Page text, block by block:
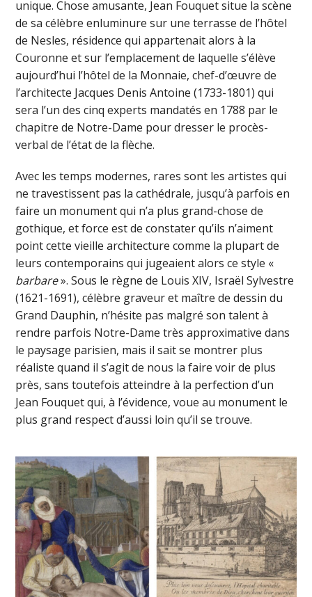
unique. Chose amusante, Jean Fouquet situe la scène
de sa célèbre enluminure sur une terrasse de l’hôtel
de Nesles, résidence qui appartenait alors à la
Couronne et sur l’emplacement de laquelle s’élève
aujourd’hui l’hôtel de la Monnaie, chef-d’œuvre de
l’architecte Jacques Denis Antoine (1733-1801) qui
sera l’un des cinq experts mandatés en 1788 par le
chapitre de Notre-Dame pour dresser le procès-
verbal de l’état de la flèche.
Avec les temps modernes, rares sont les artistes qui
ne travestissent pas la cathédrale, jusqu’à parfois en
faire un monument qui n’a plus grand-chose de
gothique, et force est de constater qu’ils n’aiment
point cette vieille architecture comme la plupart de
leurs contemporains qui jugeaient alors ce style «
barbare». Sous le règne de Louis XIV, Israël Sylvestre
(1621-1691), célèbre graveur et maître de dessin du
Grand Dauphin, n’hésite pas malgré son talent à
rendre parfois Notre-Dame très approximative dans
le paysage parisien, mais il sait se montrer plus
réaliste quand il s’agit de nous la faire voir de plus
près, sans toutefois atteindre à la perfection d’un
Jean Fouquet qui, à l’évidence, voue au monument le
plus grand respect d’aussi loin qu’il se trouve.